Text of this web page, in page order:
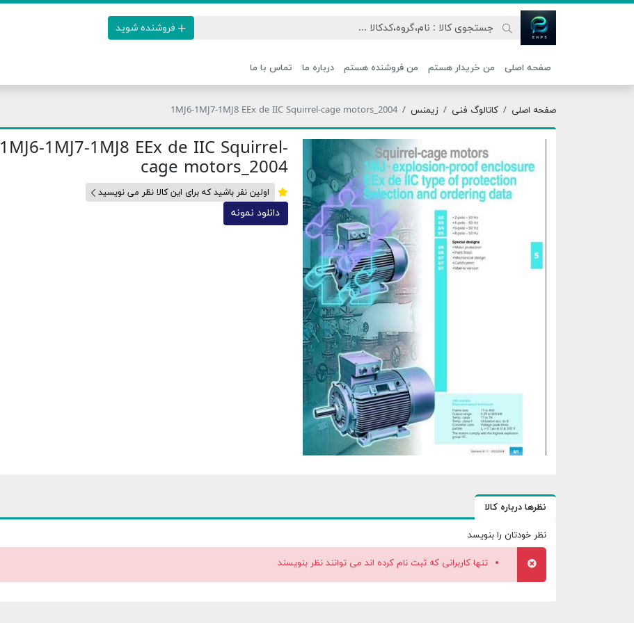
فروشنده شوید
صفحه اصلی من خریدار هستم من فروشنده هستم درباره ما تماس با ما
صفحه اصلی کاتالوگ فنی زیمنس 1MJ6-1MJ7-1MJ8 EEx de IIC Squirrel-cage motors_2004
1MJ6-1MJ7-1MJ8 EEx de IIC Squirrel-
cage motors_2004
اولین نفر باشید که برای این کالا نظر می نویسید
دانلود نمونه
نظرها درباره کالا
نظر خودتان را بنویسد
تنها کاربرانی که ثبت نام کرده اند می توانند نظر بنویسند